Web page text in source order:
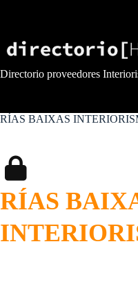
Directorio proveedores
RÍAS BAIXAS
RÍAS